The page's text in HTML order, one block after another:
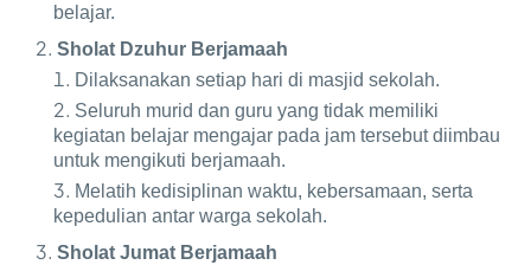
belajar.
Sholat Dzuhur Berjamaah
Dilaksanakan setiap hari di masjid sekolah.
Seluruh murid dan guru yang tidak memiliki
kegiatan belajar mengajar pada jam tersebut diimbau
untuk mengikuti berjamaah.
Melatih kedisiplinan waktu, kebersamaan, serta
kepedulian antar warga sekolah.
Sholat Jumat Berjamaah